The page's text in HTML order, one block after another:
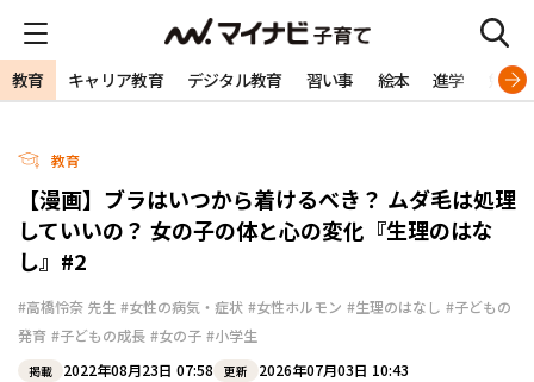
教育 キャリア教育 デジタル教育 習い事 絵本 進学 勉強
教育
【漫画】ブラはいつから着けるべき？ ムダ毛は処理
していいの？ 女の子の体と心の変化『生理のはな
し』#2
#高橋怜奈 先生 #女性の病気・症状 #女性ホルモン #生理のはなし #子どもの
発育 #子どもの成長 #女の子 #小学生
掲載 2022年08月23日 07:58 更新 2026年07月03日 10:43